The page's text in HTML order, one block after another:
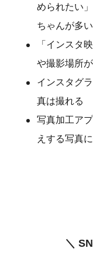
められたい
ちゃんが多い
「インスタ
や撮影場所
インスタグ
真は撮れる
写真加工ア
えする写真
＼